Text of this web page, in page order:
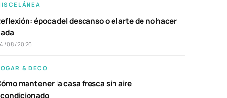
época del descanso o el arte de no hacer
08/2026
& DECO
mantener la casa fresca sin aire